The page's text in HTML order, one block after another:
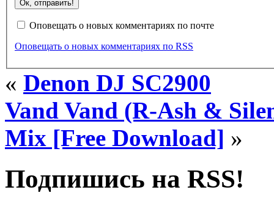
Оповещать о новых комментариях по почте
Оповещать о новых комментариях по RSS
« Denon DJ SC2900
Vand Vand (R-Ash &
Mix [Free Download] »
Подпишись на RSS!